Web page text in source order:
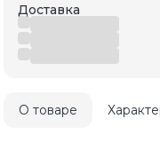
Доставка
О товаре